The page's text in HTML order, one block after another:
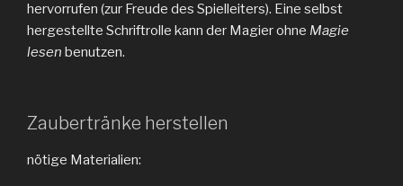
hervorrufen (zur Freude des Spielleiters). Eine selbst
hergestellte Schriftrolle kann der Magier ohne Magie
lesen benutzen.
Zaubertränke herstellen
nötige Materialien: